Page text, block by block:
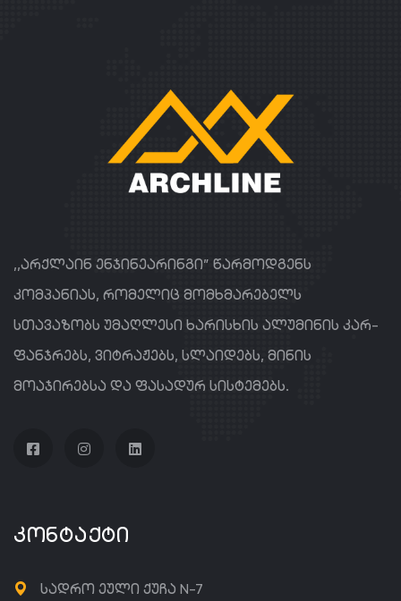
,,არქლაინ ენჯინეარინგი” წარმოდგენს
კომპანიას, რომელიც მომხმარებელს
სთავაზობს უმაღლესი ხარისხის ალუმინის კარ-
ფანჯრებს, ვიტრაჟებს, სლაიდებს, მინის
მოაჯირებსა და ფასადურ სისტემებს.
ᲙᲝᲜᲢᲐᲥᲢᲘ
სადრო ეული ქუჩა N-7